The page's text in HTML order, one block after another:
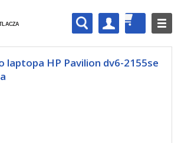
laptopa HP Pavilion dv6-2155se